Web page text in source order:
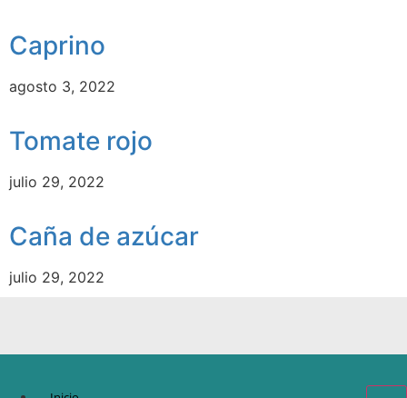
Caprino
agosto 3, 2022
Tomate rojo
julio 29, 2022
Caña de azúcar
julio 29, 2022